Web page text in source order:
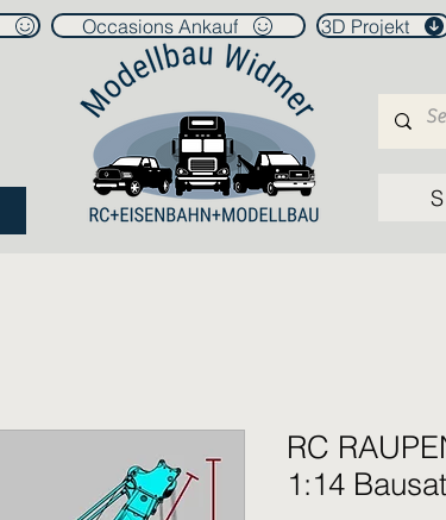
Occasions Ankauf 3D Projekt
RC
1:14